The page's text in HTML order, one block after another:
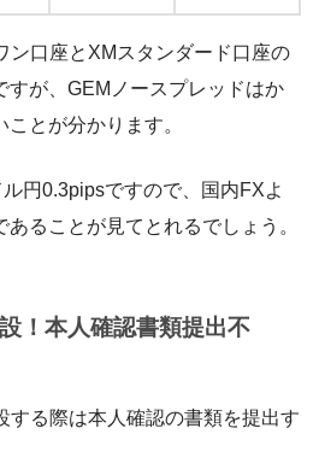
ン口座とXMスタンダード口座の
すが、GEMノースプレッドはか
とが分かります。
円0.3pipsですので、国内FXよ
ることが見てとれるでしょう。
！本人確認書類提出不
する際は本人確認の書類を提出す